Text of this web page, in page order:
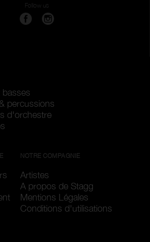
Follow us
basses
percussions
d'orchestre
NOTRE COMPAGNIE
Artistes
A propos de Stagg
Mentions Légales
Conditions d'utilisations